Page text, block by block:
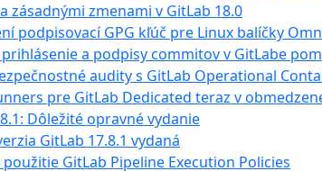
zásadnými zmenami v GitLab 18.0
podpisovací GPG kľúč pre Linux balíčky
prihlásenie a podpisy commitov v GitLabe
audity s GitLab Operational
pre GitLab Dedicated teraz v
Dôležité opravné vydanie
GitLab 17.8.1 vydaná
GitLab Pipeline Execution Policies